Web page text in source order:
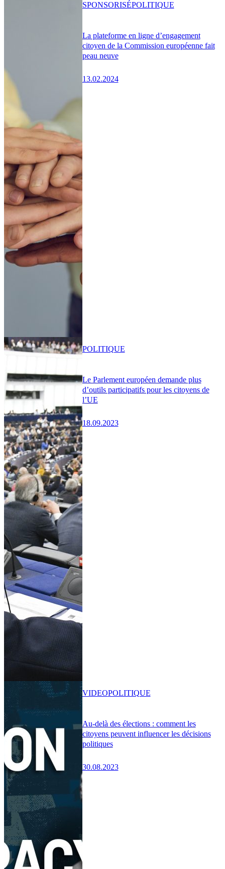
La plateforme en ligne d’engagement
citoyen de la Commission européenne fait
peau neuve
13.02.2024
SPONSORISÉPOLITIQUE
Le Parlement européen demande plus
d’outils participatifs pour les citoyens de
l’UE
18.09.2023
POLITIQUE
Au-delà des élections : comment les
citoyens peuvent influencer les décisions
politiques
30.08.2023
VIDEOPOLITIQUE